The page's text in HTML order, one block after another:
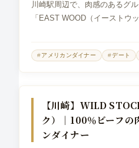
川崎駅周辺で、肉感のあるグ
「EAST WOOD（イーストウ
リカンダイナーです。公式情...
アメリカンダイナー デート
【川崎】WILD
ク）｜100％ビーフの
ンダイナー